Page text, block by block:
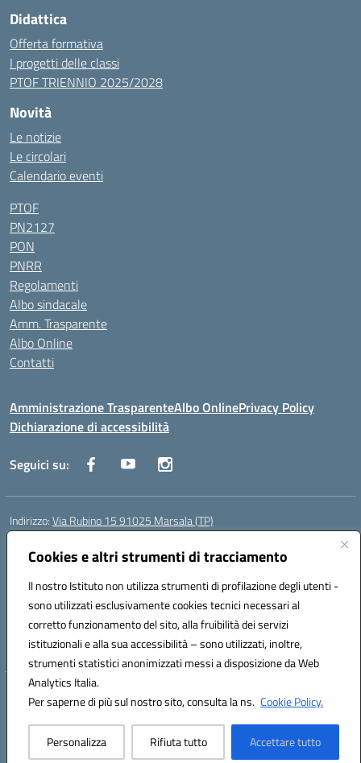
Cookies e altri strumenti di tracciamento
Il nostro Istituto non utilizza strumenti di profilazione degli utenti -
sono utilizzati esclusivamente cookies tecnici necessari al
corretto funzionamento del sito, alla fruibilità dei servizi
istituzionali e alla sua accessibilità – sono utilizzati, inoltre,
strumenti statistici anonimizzati messi a disposizione da Web
Analytics Italia.
Per saperne di più sul nostro sito, consulta la ns. Cookie Policy.
Personalizza Rifiuta tutto Accettare tutto
Didattica
Offerta formativa
I progetti delle classi
PTOF TRIENNIO 2025/2028
Novità
Le notizie
Le circolari
Calendario eventi
PTOF
PN2127
PON
PNRR
Regolamenti
Albo sindacale
Amm. Trasparente
Albo Online
Contatti
Amministrazione TrasparenteAlbo OnlinePrivacy Policy
Dichiarazione di accessibilità
Seguici su:
Indirizzo:Via Rubino 15 91025 Marsala (TP)
Centralino:
Posta elettronica certificata (PEC):TPIC83900G@pec.istruzione.it
Codice fiscale: 91032370818
Codice meccanografico:TPIC83900G
Codice Indice delle Pubbliche Amministrazioni (IPA): icggm
Codice unico di fatturazione (CUF): UFJKJ7
Hosting & Powered by 3D Solution S.r.l.
Concept & Design by Designers Italia